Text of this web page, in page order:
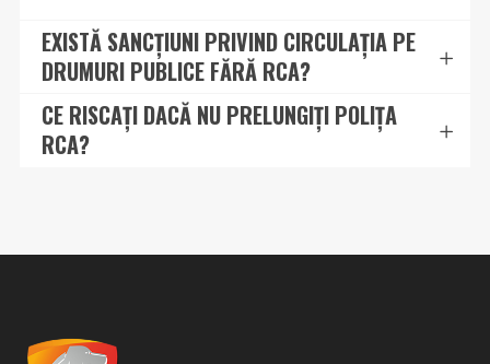
EXISTĂ SANCȚIUNI PRIVIND CIRCULAȚIA PE
DRUMURI PUBLICE FĂRĂ RCA?
CE RISCAȚI DACĂ NU PRELUNGIȚI POLIȚA
RCA?